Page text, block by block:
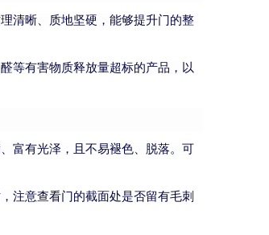
清晰、质地坚硬，能够提升门的整
等有害物质释放量超标的产品，以
富有光泽，且不易褪色、脱落。可
注意查看门的截面处是否留有毛刺